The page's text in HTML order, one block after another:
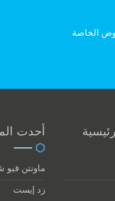
الخاصة
أحدت
ماونتن فيو
زد إيست